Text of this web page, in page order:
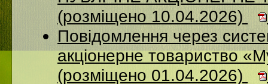
(розміщено 10.04.2026)
Повідомлення через
акціонерне товариство
(розміщено 01.04.2026)